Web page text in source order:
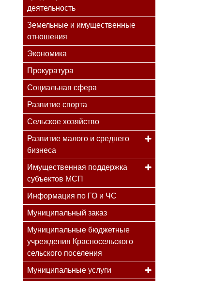
деятельность
Земельные и имущественные
отношения
Экономика
Прокуратура
Социальная сфера
Развитие спорта
Сельское хозяйство
Развитие малого и среднего
бизнеса
Имущественная поддержка
субъектов МСП
Информация по ГО и ЧС
Муниципальный заказ
Муниципальные бюджетные
учреждения Красносельского
сельского поселения
Муниципальные услуги